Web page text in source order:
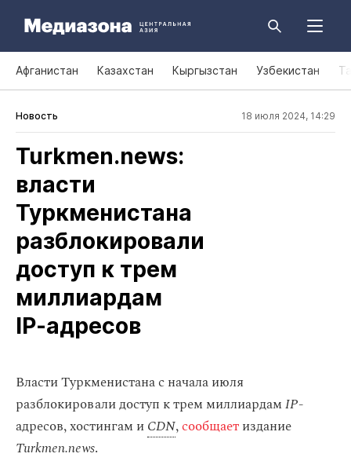
Афганистан Казахстан Кыргызстан Узбекистан
Новость 18 июля 2024, 14:29
Turkmen.news:
власти
Туркменистана
разблокировали
доступ к трем
миллиардам
IP‑адресов
Власти Туркменистана с начала июля
разблокировали доступ к трем миллиардамIP-
адресов, хостингам иCDN,сообщаетиздание
Turkmen.news.